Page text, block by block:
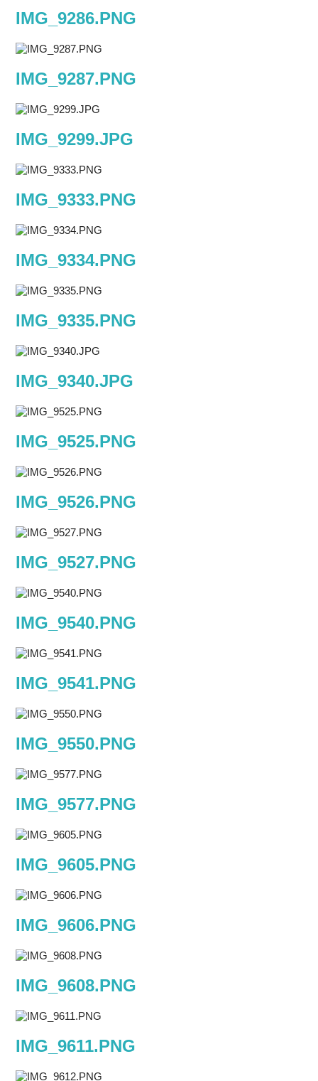
IMG_9286.PNG
IMG_9287.PNG
IMG_9299.JPG
IMG_9333.PNG
IMG_9334.PNG
IMG_9335.PNG
IMG_9340.JPG
IMG_9525.PNG
IMG_9526.PNG
IMG_9527.PNG
IMG_9540.PNG
IMG_9541.PNG
IMG_9550.PNG
IMG_9577.PNG
IMG_9605.PNG
IMG_9606.PNG
IMG_9608.PNG
IMG_9611.PNG